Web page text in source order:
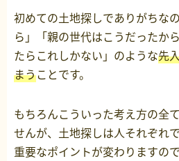
初めての土地探しでありがちな
ら」「親の世代はこうだったか
たらこれしかない」のような先
まうことです。
もちろんこういった考え方の全
せんが、土地探しは人それぞれ
重要なポイントが変わりますの